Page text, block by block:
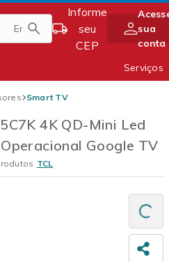
Informe
seu
CEP
sua
conta
Serviços
Smart TV
4K QD-Mini Led
Google TV
TCL